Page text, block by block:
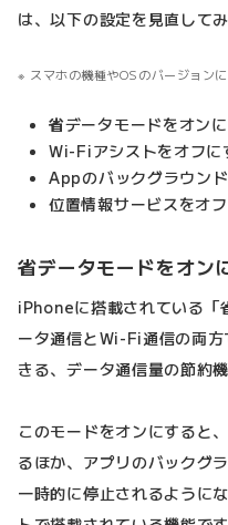
は、以下の設定を見直して
スマホの機種やOSのバージョン
省データモードをオン
Wi-Fiアシストをオフに
Appのバックグラウン
位置情報サービスをオ
省データモードをオン
iPhoneに搭載されている「
ータ通信とWi-Fi通信の両
きる、データ通信量の節約機
このモードをオンにすると
るほか、アプリのバックグ
一時的に停止されるように